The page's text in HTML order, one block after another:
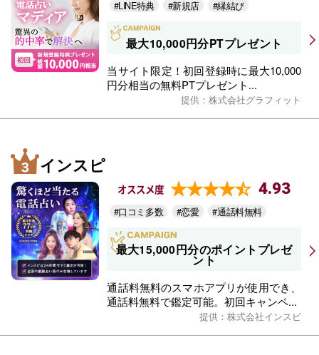
#LINE特典 #新規店 #縁結び
最大10,000円分PTプレゼント
当サイト限定！初回登録時に最大10,000
円分相当の無料PTプレゼント...
提供：株式会社グラフィット
インスピ
オススメ度 4.93
#口コミ多数 #恋愛 #通話料無料
最大15,000円分のポイントプレゼ
ント
通話料無料のスマホアプリが使用でき、
通話料無料で鑑定可能。初回キャンペ...
提供：株式会社インスピ